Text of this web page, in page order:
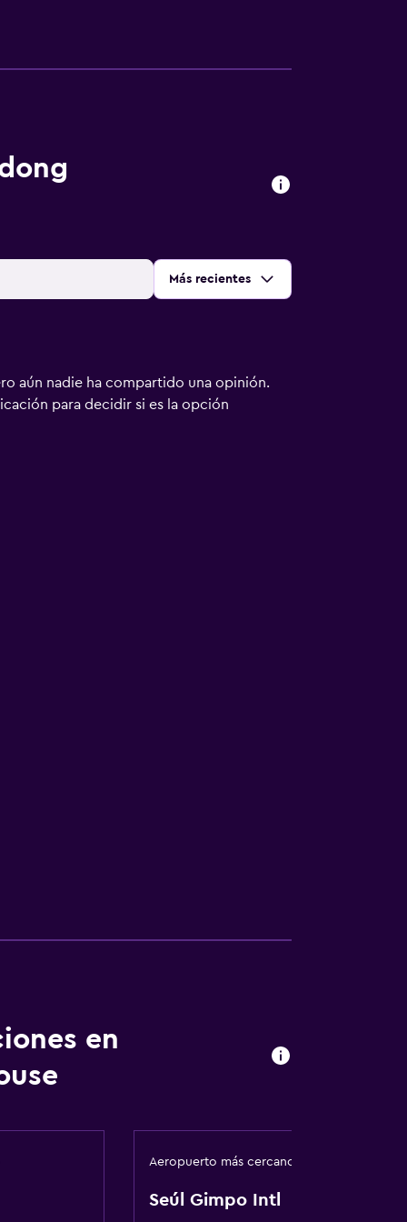
Ordenar por:
Más recientes
aún nadie ha compartido una opinión.
para decidir si es la opción
en
Aeropuerto más cercano
Seúl Gimpo Intl